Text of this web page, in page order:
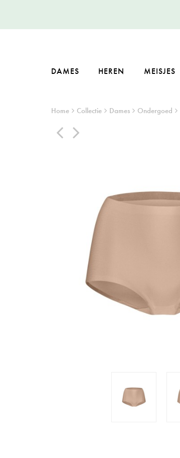
DAMES HEREN MEISJES
Home Collectie Dames Ondergoed